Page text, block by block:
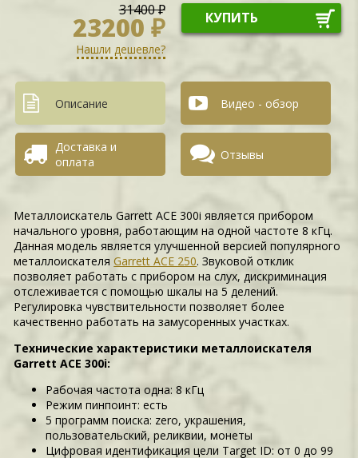
31400 ₽
23200 ₽ КУПИТЬ
Нашли дешевле?
Описание Видео - обзор
Доставка и
оплата
Отзывы
Металлоискатель Garrett ACE 300i является прибором
начального уровня, работающим на одной частоте 8 кГц.
Данная модель является улучшенной версией популярного
металлоискателяGarrett ACE 250. Звуковой отклик
позволяет работать с прибором на слух, дискриминация
отслеживается с помощью шкалы на 5 делений.
Регулировка чувствительности позволяет более
качественно работать на замусоренных участках.
Технические характеристики металлоискателя
Garrett ACE 300i:
Рабочая частота одна: 8 кГц
Режим пинпоинт: есть
5 программ поиска: zero, украшения,
пользовательский, реликвии, монеты
Цифровая идентификация цели Target ID: от 0 до 99